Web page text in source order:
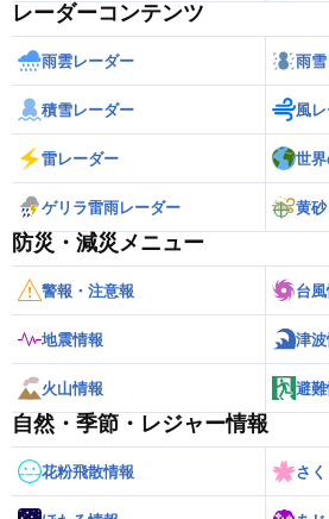
レーダーコンテンツ
雨雲レーダー 雨
積雪レーダー 風
雷レーダー 世
ゲリラ雷雨レーダー 黄
防災・減災メニュー
警報・注意報 台
地震情報 津
火山情報 避
自然・季節・レジャー情報
花粉飛散情報 さ